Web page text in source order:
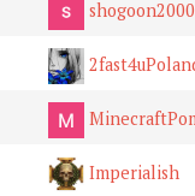
shogoon2000
Imperialish